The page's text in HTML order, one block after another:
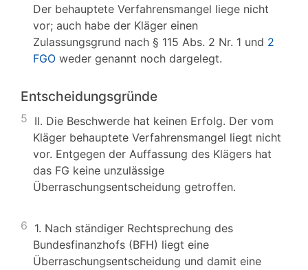
Der behauptete Verfahrensmangel liege nicht
vor; auch habe der Kläger einen
Zulassungsgrund nach § 115 Abs. 2 Nr. 1 und 2
FGO weder genannt noch dargelegt.
Entscheidungsgründe
5 II. Die Beschwerde hat keinen Erfolg. Der vom
Kläger behauptete Verfahrensmangel liegt nicht
vor. Entgegen der Auffassung des Klägers hat
das FG keine unzulässige
Überraschungsentscheidung getroffen.
6 1. Nach ständiger Rechtsprechung des
Bundesfinanzhofs (BFH) liegt eine
Überraschungsentscheidung und damit eine